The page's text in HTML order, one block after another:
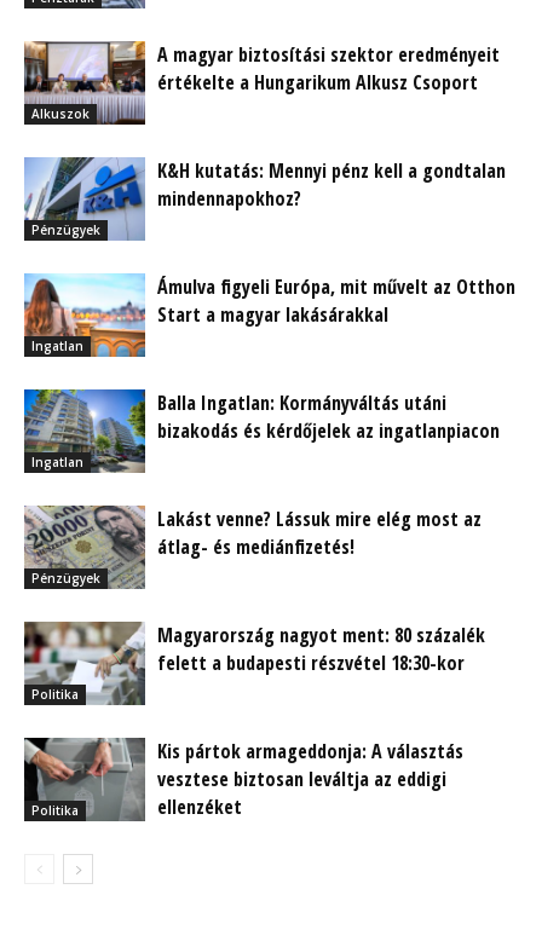
Alkuszok
A magyar biztosítási szektor eredményeit
értékelte a Hungarikum Alkusz Csoport
Pénzügyek
K&H kutatás: Mennyi pénz kell a gondtalan
mindennapokhoz?
Ingatlan
Ámulva figyeli Európa, mit művelt az Otthon
Start a magyar lakásárakkal
Ingatlan
Balla Ingatlan: Kormányváltás utáni
bizakodás és kérdőjelek az ingatlanpiacon
Pénzügyek
Lakást venne? Lássuk mire elég most az
átlag- és mediánfizetés!
Politika
Magyarország nagyot ment: 80 százalék
felett a budapesti részvétel 18:30-kor
Politika
Kis pártok armageddonja: A választás
vesztese biztosan leváltja az eddigi
ellenzéket